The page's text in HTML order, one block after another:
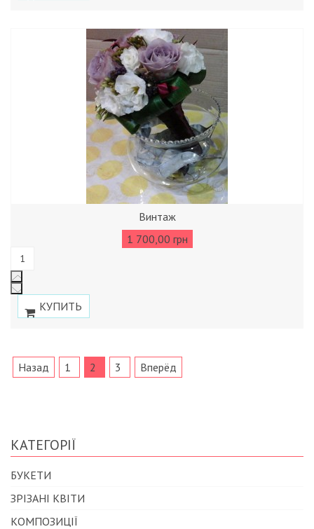
Винтаж
1 700,00 грн
Назад 1 2 3 Вперёд
КАТЕГОРІЇ
БУКЕТИ
ЗРІЗАНІ КВІТИ
КОМПОЗИЦІЇ